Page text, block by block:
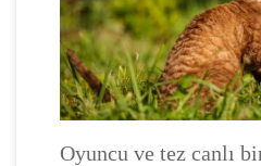
Oyuncu ve tez canlı